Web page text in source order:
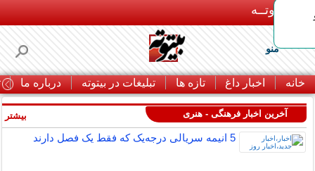
بـیتوتــه
منو
خانه اخبار داغ تازه ها تبلیغات در بیتوته درباره ما
آخرین اخبار فرهنگی - هنری
5 انیمه سریالی درجه‌یک که فقط یک فصل دارند
بیشتر